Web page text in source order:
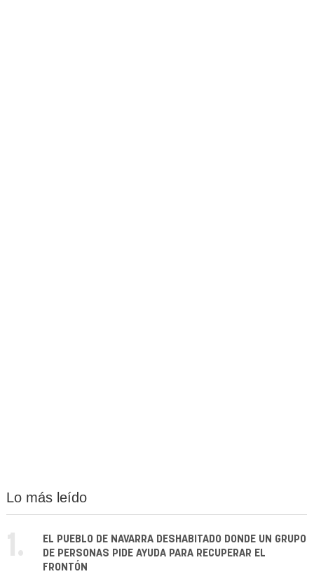
Lo más leído
1.
EL PUEBLO DE NAVARRA DESHABITADO DONDE UN GRUPO
DE PERSONAS PIDE AYUDA PARA RECUPERAR EL
FRONTÓN